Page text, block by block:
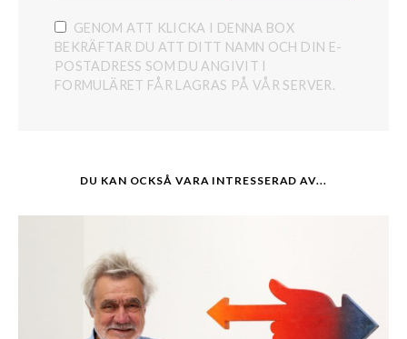
GENOM ATT KLICKA I DENNA BOX
BEKRÄFTAR DU ATT DITT NAMN OCH DIN E-
POSTADRESS SOM DU ANGIVIT I
FORMULÄRET FÅR LAGRAS PÅ VÅR SERVER.
DU KAN OCKSÅ VARA INTRESSERAD AV...